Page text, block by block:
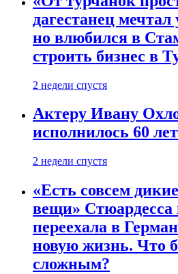
дагестанец
но влюбился в
строить бизнес в
2 недели спустя
Актеру Ивану
исполнилось 60 лет
2 недели спустя
«Есть совсем
вещи»
переехала в
новую жизнь. Что
сложным?